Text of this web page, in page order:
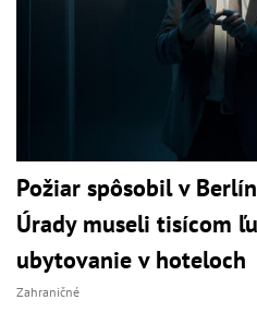
Požiar spôsobil v
Úrady museli tisícom
ubytovanie v hoteloch
Zahraničné